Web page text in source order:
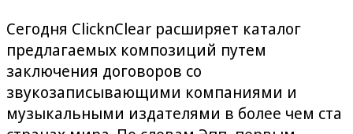
Сегодня ClicknClear расширяет каталог
предлагаемых композиций путем
заключения договоров со
звукозаписывающими компаниями и
музыкальными издателями в более чем ста